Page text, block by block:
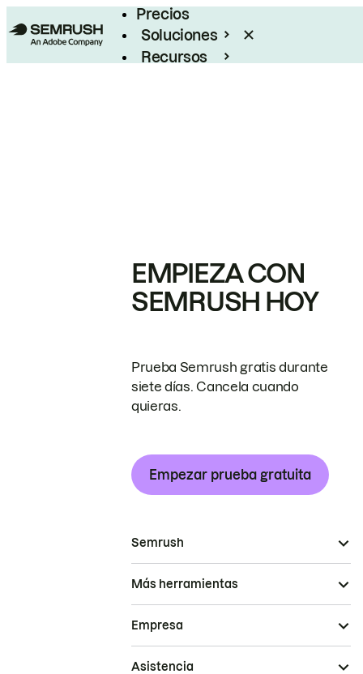
Precios
Soluciones
Recursos
EMPIEZA CON
SEMRUSH HOY
Prueba Semrush gratis durante
siete días. Cancela cuando
quieras.
Empezar prueba gratuita
Semrush
Más herramientas
Empresa
Asistencia